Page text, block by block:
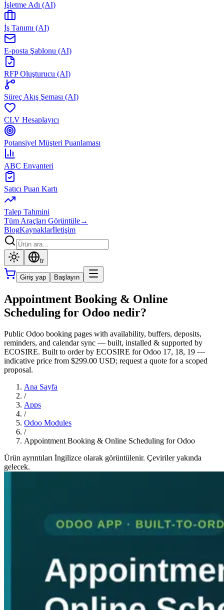
İşletme Adı (AI)
İş Tanımı (AI)
E-posta Şablonu (AI)
RFP Oluşturucu (AI)
Süreç Akış Şeması (AI)
CLV Hesaplayıcı
Potansiyel Müşteri Puanlaması
ABC Envanteri
Satıcı Puan Kartı
Talep Tahmini
Tüm Araçları Görüntüle→
BlogKaynaklarİletişim
tr
Giriş yap Başlayın
Appointment Booking & Online
Scheduling for Odoo nedir?
Public Odoo booking pages with availability, buffers, deposits,
reminders, and calendar sync — built, installed & supported by
ECOSIRE. Built to order by ECOSIRE for Odoo 17, 18, 19 —
indicative price from $299.00 USD; request a quote for a scoped
proposal.
Ana Sayfa
/
Apps
/
Odoo Modules
/
Appointment Booking & Online Scheduling for Odoo
Ürün ayrıntıları İngilizce olarak görüntülenir. Çeviriler yakında
gelecek.